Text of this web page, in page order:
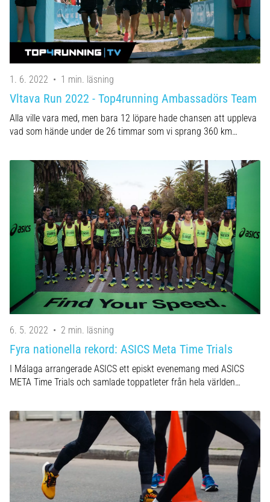
1. 6. 2022 • 1 min. läsning
Vltava Run 2022 - Top4running Ambassadörs Team
Alla ville vara med, men bara 12 löpare hade chansen att uppleva
vad som hände under de 26 timmar som vi sprang 360 km…
6. 5. 2022 • 2 min. läsning
Fyra nationella rekord: ASICS Meta Time Trials
I Málaga arrangerade ASICS ett episkt evenemang med ASICS
META Time Trials och samlade toppatleter från hela världen…